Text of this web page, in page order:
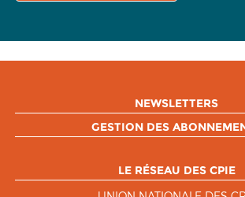
NEWSLETTERS
GESTION DES
LE RÉSEAU DES CPIE